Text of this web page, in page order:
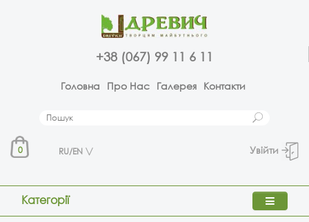
+38 (067) 99 11 6 11
Головна Про Нас Галерея Контакти
0 RU/EN Увійти
Категорії